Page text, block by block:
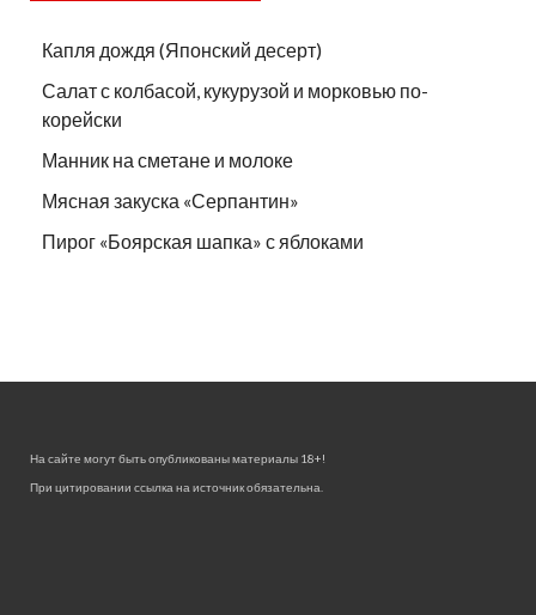
Капля дождя (Японский десерт)
Салат с колбасой, кукурузой и морковью по-
корейски
Манник на сметане и молоке
Мясная закуска «Серпантин»
Пирог «Боярская шапка» с яблоками
На сайте могут быть опубликованы материалы 18+!
При цитировании ссылка на источник обязательна.